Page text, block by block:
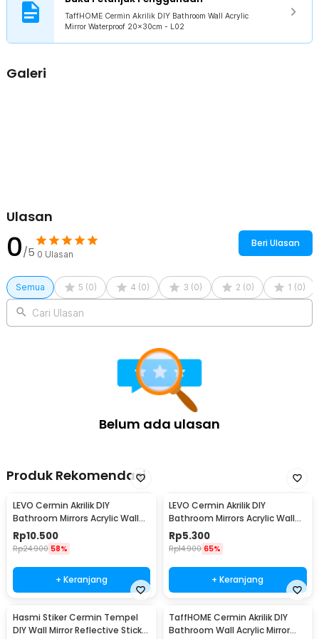
mudah dibersihkan dengan lap.
Kelengkapan Produk
1 x TaffHOME Cermin Akrilik DIY Bathroom Wall Acrylic Mirror
TaffHOME Cermin Akrilik DIY Bathroom Wall Acrylic
Mirror Waterproof 20x30cm - L02
Galeri
Ulasan
0/5 0 Ulasan
Beri Ulasan
Semua 5 (0) 4 (0) 3 (0) 2 (0) 1 (0)
Cari Ulasan
Belum ada ulasan
Produk Rekomendasi
LEVO Cermin Akrilik DIY
Bathroom Mirrors Acrylic Wall
Decorations Besar - L01
Rp10.500
Rp24.900 58%
+ Keranjang
LEVO Cermin Akrilik DIY
Bathroom Mirrors Acrylic Wall
Decorations Kecil - L01
Rp5.300
Rp14.900 65%
+ Keranjang
Hasmi Stiker Cermin Tempel
DIY Wall Mirror Reflective Sticker
TaffHOME Cermin Akrilik DIY
Bathroom Wall Acrylic Mirror